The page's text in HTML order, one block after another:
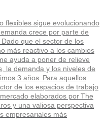
flexibles sigue evolucionando
crece por parte de
que el sector de los
más reactivo a los cambios
ayuda a poner de relieve
la demanda y los niveles de
3 años. Para aquellos
de los espacios de trabajo
elaborados por The
y una valiosa perspectiva
empresariales más